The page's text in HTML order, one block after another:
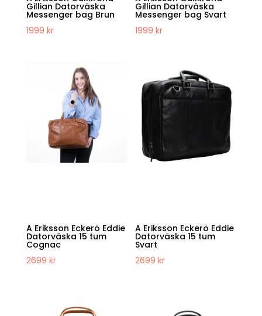
Gillian Datorväska
Messenger bag Brun
1999 kr
Gillian Datorväska
Messenger bag Svart
1999kr
A Eriksson Eckerö Eddie
Datorväska 15 tum
Cognac
2699 kr
A Eriksson Eckerö Eddie
Datorväska 15 tum
Svart
2699kr